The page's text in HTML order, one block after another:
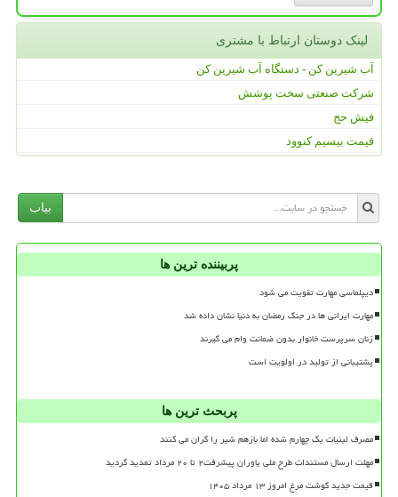
لینک دوستان ارتباط با مشتری
آب شیرین کن - دستگاه آب شیرین کن
شرکت صنعتی سخت پوشش
فیش حج
قیمت بیسیم کنوود
بیاب
پربیننده ترین ها
دیپلماسی مهارت تقویت می شود
مهارت ایرانی ها در جنگ رمضان به دنیا نشان داده شد
زنان سرپرست خانوار بدون ضمانت وام می گیرند
پشتیبانی از تولید در اولویت است
پربحث ترین ها
مصرف لبنیات یک چهارم شده اما بازهم شیر را گران می کنند
مهلت ارسال مستندات طرح ملی یاوران پیشرفت۲ تا ۲۰ مرداد تمدید گردید
قیمت جدید گوشت مرغ امروز ۱۳ مرداد ۱۴۰۵